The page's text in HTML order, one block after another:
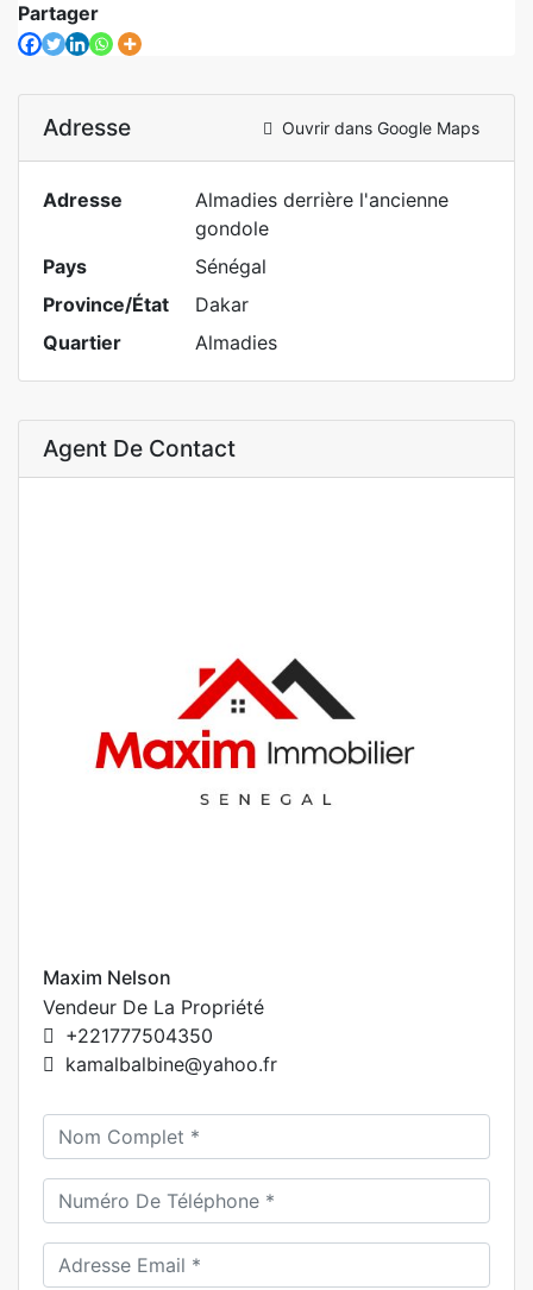
Partager
Adresse Ouvrir dans Google Maps
Adresse
Almadies derrière l'ancienne
gondole
Pays
Sénégal
Province/État
Dakar
Quartier
Almadies
Agent De Contact
Maxim Nelson
Vendeur De La Propriété
+221777504350
kamalbalbine@yahoo.fr